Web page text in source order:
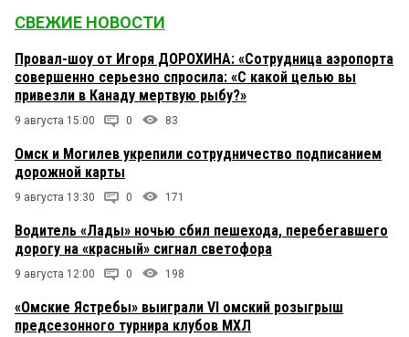
СВЕЖИЕ НОВОСТИ
Провал-шоу от Игоря ДОРОХИНА: «Сотрудница аэропорта
совершенно серьезно спросила: «С какой целью вы
привезли в Канаду мертвую рыбу?»
9 августа 15:00 0 83
Омск и Могилев укрепили сотрудничество подписанием
дорожной карты
9 августа 13:30 0 171
Водитель «Лады» ночью сбил пешехода, перебегавшего
дорогу на «красный» сигнал светофора
9 августа 12:00 0 198
«Омские Ястребы» выиграли VI омский розыгрыш
предсезонного турнира клубов МХЛ